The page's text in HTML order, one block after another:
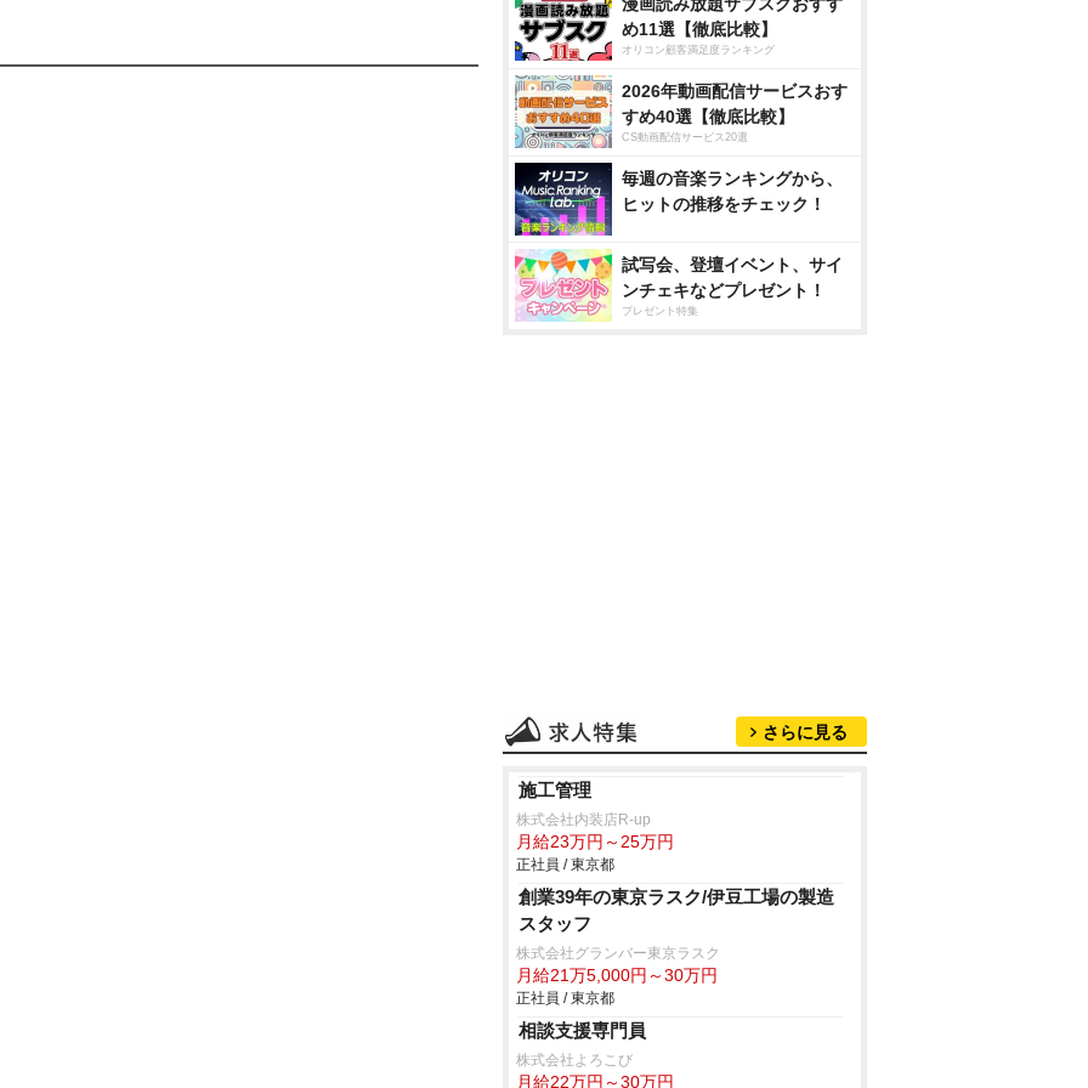
め11選【徹底比較】
オリコン顧客満足度ランキング
2026年動画配信サービスおす
すめ40選【徹底比較】
CS動画配信サービス20選
毎週の音楽ランキングから、
ヒットの推移をチェック！
試写会、登壇イベント、サイ
ンチェキなどプレゼント！
プレゼント特集
さらに見る
施工管理
株式会社内装店R-up
月給23万円～25万円
正社員 / 東京都
創業39年の東京ラスク/伊豆工場の製造
スタッフ
株式会社グランバー東京ラスク
月給21万5,000円～30万円
正社員 / 東京都
相談支援専門員
株式会社よろこび
月給22万円～30万円